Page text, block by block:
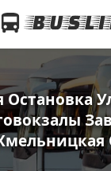
Остановка